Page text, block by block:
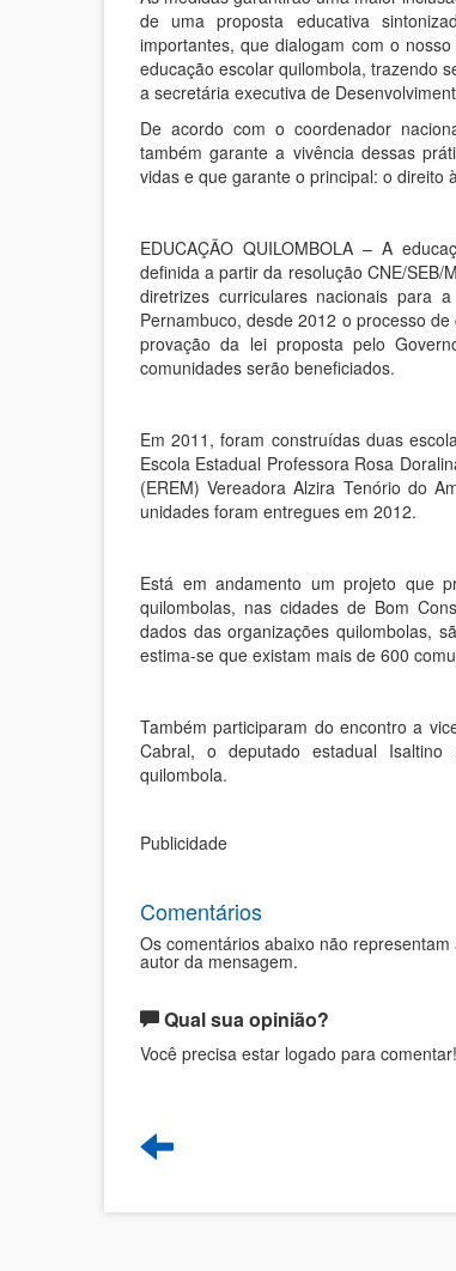
de uma proposta educativa
importantes, que dialogam com o
educação escolar quilombola, trazendo
a secretária executiva de
De acordo com o coordenador
também garante a vivência dessas
vidas e que garante o principal: o direito
EDUCAÇÃO QUILOMBOLA – A
definida a partir da resolução CNE/SEB/
diretrizes curriculares nacionais para
Pernambuco, desde 2012 o processo
provação da lei proposta pelo
comunidades serão beneficiados.
Em 2011, foram construídas duas
Escola Estadual Professora Rosa
(EREM) Vereadora Alzira Tenório do
unidades foram entregues em 2012.
Está em andamento um projeto que
quilombolas, nas cidades de Bom
dados das organizações quilombolas,
estima-se que existam mais de 600
Também participaram do encontro a
Cabral, o deputado estadual Isaltino
quilombola.
Publicidade
Comentários
Os comentários abaixo não
autor da mensagem.
Qual sua opinião?
Você precisa estar logado para comentar!